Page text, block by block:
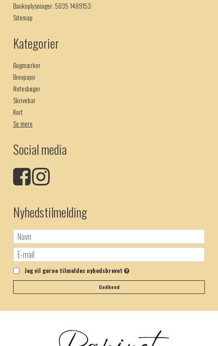
Bankoplysninger: 5035 1489153
Sitemap
Kategorier
Bogmærker
Brevpapir
Notesbøger
Skrivebar
Kort
Se mere
Social media
Nyhedstilmelding
Jeg vil gerne tilmeldes nyhedsbrevet
Godkend